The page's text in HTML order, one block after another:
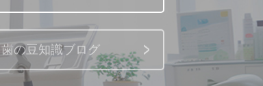
歯の豆知識ブログ